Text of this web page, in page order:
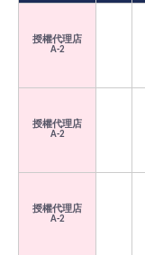
授權代理店
A-2
授權代理店
A-2
授權代理店
A-2